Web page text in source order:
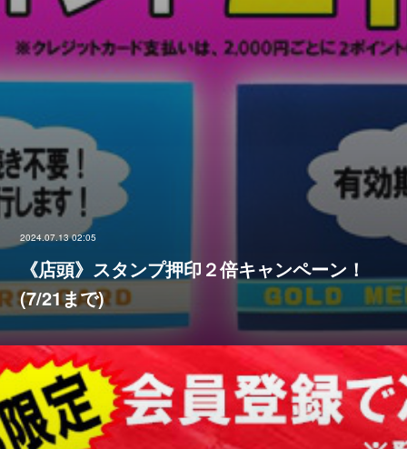
2024.07.13 02:05
《店頭》スタンプ押印２倍キャンペーン！
(7/21まで)